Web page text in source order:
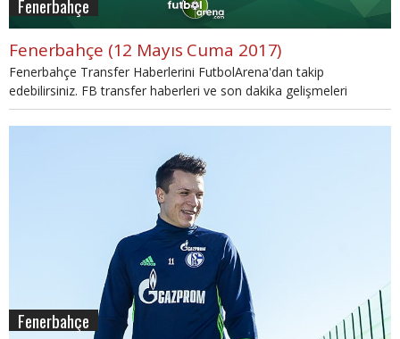
Fenerbahçe
Fenerbahçe (12 Mayıs Cuma 2017)
Fenerbahçe Transfer Haberlerini FutbolArena'dan takip
edebilirsiniz. FB transfer haberleri ve son dakika gelişmeleri
sayfamızda.
Fenerbahçe